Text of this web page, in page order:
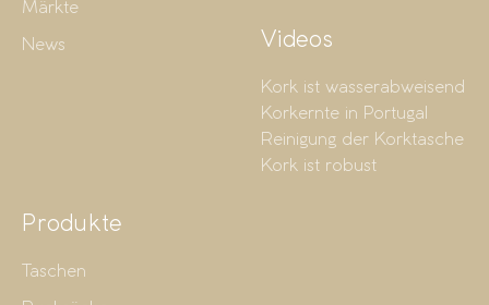
Märkte
News Videos
Kork ist wasserabweisend
Korkernte in Portugal
Reinigung der Korktasche
Kork ist robust
Produkte
Taschen